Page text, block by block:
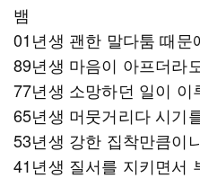
뱀
01년생 괜한 말다툼 때문
89년생 마음이 아프더라
77년생 소망하던 일이 이
65년생 머뭇거리다 시기
53년생 강한 집착만큼이
41년생 질서를 지키면서